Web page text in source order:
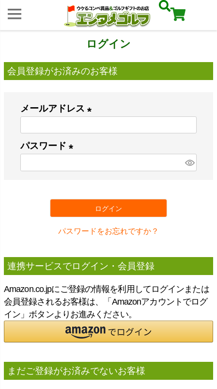
ログイン
会員登録がお済みのお客様
メールアドレス
パスワード
須
ログイン
パスワードをお忘れですか？
連携サービスでログイン・会員登録
Amazon.co.jpにご登録の情報を利用してログインまたは
会員登録されるお客様は、「Amazonアカウントでログ
イン」ボタンよりお進みください。
まだご登録がお済みでないお客様